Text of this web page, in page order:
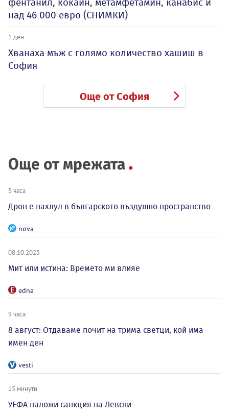
над 46 000 евро (СНИМКИ)
1 ден
Хванаха мъж с голямо количество хашиш в
София
Още от София
Още от мрежата
5 часа
Дрон е нахлул в българското въздушно пространство
nova
08.10.2025
Мит или истина: Времето ми влияе
edna
9 часа
8 август: Отдаваме почит на трима светци, кой има
имен ден
vesti
15 минути
УЕФА наложи санкция на Левски